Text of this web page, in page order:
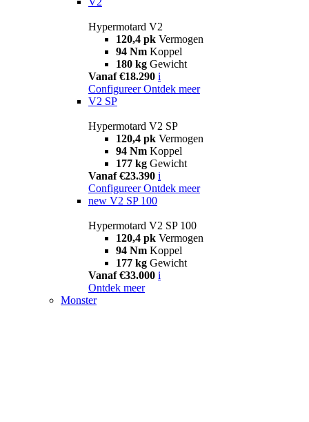
Hypermotard V2
120,4 pk Vermogen
94 Nm Koppel
180 kg Gewicht
Vanaf €18.290 i
Configureer Ontdek meer
V2 SP
Hypermotard V2 SP
120,4 pk Vermogen
94 Nm Koppel
177 kg Gewicht
Vanaf €23.390 i
Configureer Ontdek meer
new V2 SP 100
Hypermotard V2 SP 100
120,4 pk Vermogen
94 Nm Koppel
177 kg Gewicht
Vanaf €33.000 i
Ontdek meer
Monster